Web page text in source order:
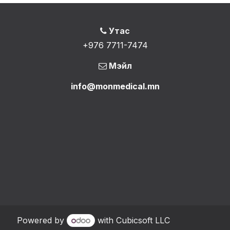
Утас
+976 7711-7474
Мэйл
info@monmedical.mn
Powered by with Cubicsoft LLC